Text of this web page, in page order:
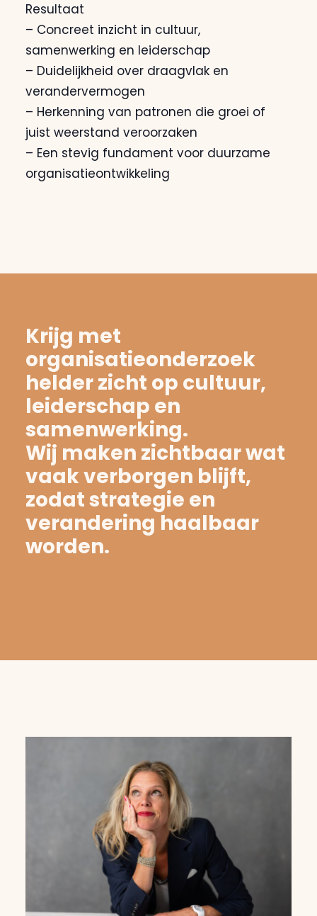
Resultaat
– Concreet inzicht in cultuur,
samenwerking en leiderschap
– Duidelijkheid over draagvlak en
verandervermogen
– Herkenning van patronen die groei of
juist weerstand veroorzaken
– Een stevig fundament voor duurzame
organisatieontwikkeling
Krijg met
organisatieonderzoek
helder zicht op cultuur,
leiderschap en
samenwerking.
Wij maken zichtbaar wat
vaak verborgen blijft,
zodat strategie en
verandering haalbaar
worden.